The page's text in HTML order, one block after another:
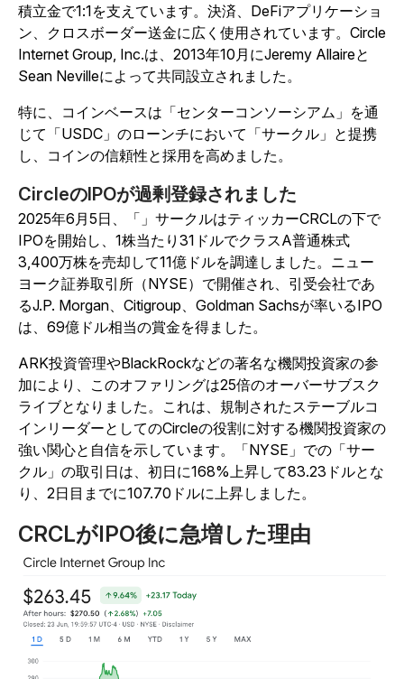
積立金で1:1を支えています。決済、DeFiアプリケーショ
ン、クロスボーダー送金に広く使用されています。Circle
Internet Group, Inc.は、2013年10月にJeremy Allaireと
Sean Nevilleによって共同設立されました。
特に、コインベースは「センターコンソーシアム」を通
じて「USDC」のローンチにおいて「サークル」と提携
し、コインの信頼性と採用を高めました。
CircleのIPOが過剰登録されました
2025年6月5日、「」サークルはティッカーCRCLの下で
IPOを開始し、1株当たり31ドルでクラスA普通株式
3,400万株を売却して11億ドルを調達しました。ニュー
ヨーク証券取引所（NYSE）で開催され、引受会社であ
るJ.P. Morgan、Citigroup、Goldman Sachsが率いるIPO
は、69億ドル相当の賞金を得ました。
ARK投資管理やBlackRockなどの著名な機関投資家の参
加により、このオファリングは25倍のオーバーサブスク
ライブとなりました。これは、規制されたステーブルコ
インリーダーとしてのCircleの役割に対する機関投資家の
強い関心と自信を示しています。「NYSE」での「サー
クル」の取引日は、初日に168%上昇して83.23ドルとな
り、2日目までに107.70ドルに上昇しました。
CRCLがIPO後に急増した理由